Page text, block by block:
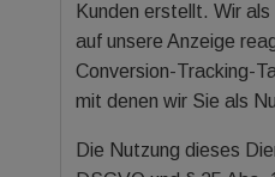
Kunden erstellt. Wir
auf unsere Anzeige
Conversion-Tracking-
mit denen wir Sie als
Die Nutzung dieses